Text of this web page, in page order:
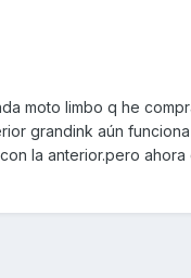
moto limbo q he
grandink aún
la anterior.pero